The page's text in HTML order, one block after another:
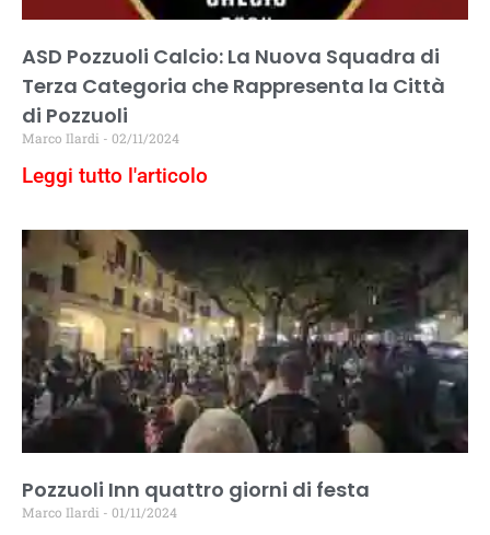
ASD Pozzuoli Calcio: La Nuova Squadra di
Terza Categoria che Rappresenta la Città
di Pozzuoli
Marco Ilardi 02/11/2024
Leggi tutto l'articolo
Pozzuoli Inn quattro giorni di festa
Marco Ilardi 01/11/2024